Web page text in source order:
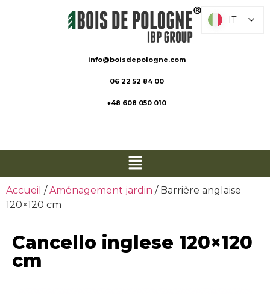
info@boisdepologne.com
06 22 52 84 00
+48 608 050 010
Accueil /Aménagement jardin / Barrière anglaise
120×120 cm
Cancello inglese 120×120
cm
IT
IT